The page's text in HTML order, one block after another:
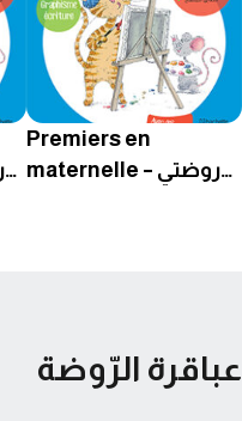
Premiers en
maternelle – روضتي
عباقرة الرّوضة